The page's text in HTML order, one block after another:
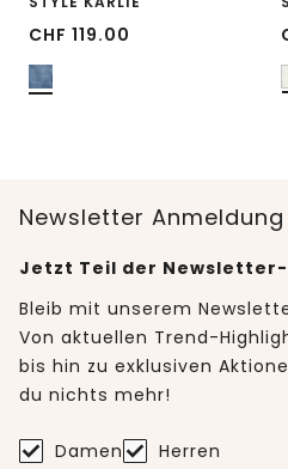
CHF 119.00
Newsletter Anmeldung
Jetzt Teil der
Bleib mit unserem
Von aktuellen Trend-
bis hin zu exklusiven
du nichts mehr!
Damen Herren